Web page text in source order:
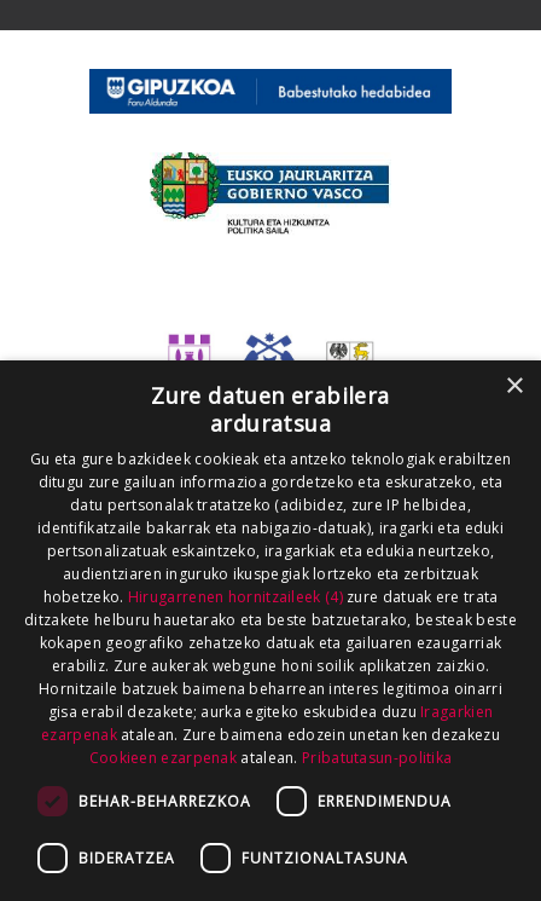
×
Zure datuen erabilera
arduratsua
Gu eta gure bazkideek cookieak eta antzeko teknologiak erabiltzen
ditugu zure gailuan informazioa gordetzeko eta eskuratzeko, eta
datu pertsonalak tratatzeko (adibidez, zure IP helbidea,
identifikatzaile bakarrak eta nabigazio-datuak), iragarki eta eduki
pertsonalizatuak eskaintzeko, iragarkiak eta edukia neurtzeko,
audientziaren inguruko ikuspegiak lortzeko eta zerbitzuak
hobetzeko. Hirugarrenen hornitzaileek (4)zure datuak ere trata
ditzakete helburu hauetarako eta beste batzuetarako, besteak beste
kokapen geografiko zehatzeko datuak eta gailuaren ezaugarriak
erabiliz. Zure aukerak webgune honi soilik aplikatzen zaizkio.
Hornitzaile batzuek baimena beharrean interes legitimoa oinarri
gisa erabil dezakete; aurka egiteko eskubidea duzu Iragarkien
ezarpenakatalean. Zure baimena edozein unetan ken dezakezu
Cookieen ezarpenak atalean. Pribatutasun-politika
BEHAR-BEHARREZKOA ERRENDIMENDUA
BIDERATZEA FUNTZIONALTASUNA